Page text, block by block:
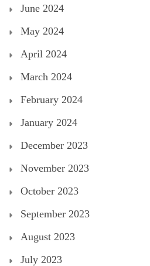
June 2024
May 2024
April 2024
March 2024
February 2024
January 2024
December 2023
November 2023
October 2023
September 2023
August 2023
July 2023